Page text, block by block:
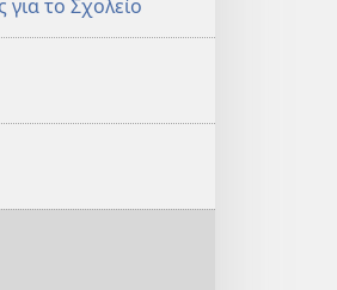
Σχολείο
για το Σχολείο